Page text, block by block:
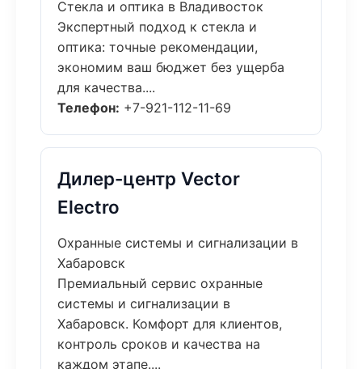
Стекла и оптика в Владивосток
Экспертный подход к стекла и
оптика: точные рекомендации,
экономим ваш бюджет без ущерба
для качества....
Телефон: +7-921-112-11-69
Дилер-центр Vector
Electro
Охранные системы и сигнализации в
Хабаровск
Премиальный сервис охранные
системы и сигнализации в
Хабаровск. Комфорт для клиентов,
контроль сроков и качества на
каждом этапе....